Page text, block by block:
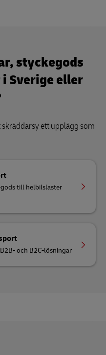
styckegods
Sverige eller
ett upplägg som
till helbilslaster
och B2C-lösningar